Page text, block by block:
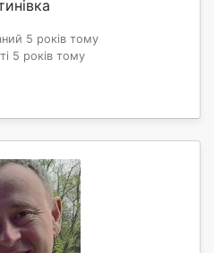
5 років тому
5 років тому